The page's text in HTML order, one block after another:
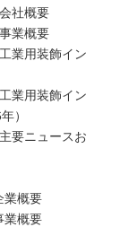
社概要
業概要
業用装飾イン
業用装飾イン
）
要ニュースお
業概要
業概要